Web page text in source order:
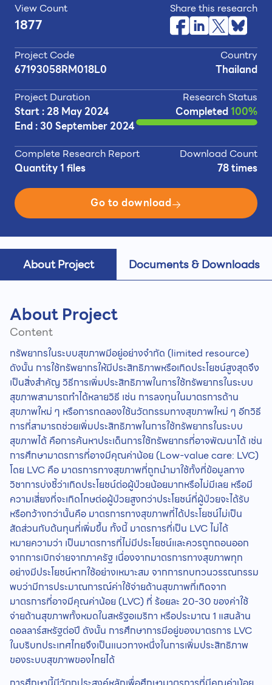
View Count
1877
Share this research
Project Code
67193058RM018L0
Country
Thailand
Project Duration
Start : 28 May 2024
End : 30 September 2024
Research Status
Completed100%
Complete Research Report
Quantity 1 files
Download Count
78 times
Go to download
About Project Documents & Downloads
About Project
Content
ทรัพยากรในระบบสุขภาพมีอยู่อย่างจำกัด (limited resource)
ดังนั้น การใช้ทรัพยากรให้มีประสิทธิภาพหรือเกิดประโยชน์สูงสุดจึง
เป็นสิ่งสำคัญ วิธีการเพิ่มประสิทธิภาพในการใช้ทรัพยากรในระบบ
สุขภาพสามารถทำได้หลายวิธี เช่น การลงทุนในมาตรการด้าน
สุขภาพใหม่ ๆ หรือการทดลองใช้นวัตกรรมทางสุขภาพใหม่ ๆ อีกวิธี
การที่สามารถช่วยเพิ่มประสิทธิภาพในการใช้ทรัพยากรในระบบ
สุขภาพได้ คือการค้นหาประเด็นการใช้ทรัพยากรที่อาจพัฒนาได้ เช่น
การศึกษามาตรการที่อาจมีคุณค่าน้อย (Low-value care: LVC)
โดย LVC คือ มาตรการทางสุขภาพที่ถูกนำมาใช้ทั้งที่ข้อมูลทาง
วิชาการบ่งชี้ว่าเกิดประโยชน์ต่อผู้ป่วยน้อยมากหรือไม่มีเลย หรือมี
ความเสี่ยงที่จะเกิดโทษต่อผู้ป่วยสูงกว่าประโยชน์ที่ผู้ป่วยจะได้รับ
หรือกว้างกว่านั้นคือ มาตรการทางสุขภาพที่ได้ประโยชน์ไม่เป็น
สัดส่วนกับต้นทุนที่เพิ่มขึ้น ทั้งนี้ มาตรการที่เป็น LVC ไม่ได้
หมายความว่า เป็นมาตรการที่ไม่มีประโยชน์และควรถูกถอนออก
จากการเบิกจ่ายจากภาครัฐ เนื่องจากมาตรการทางสุขภาพทุก
อย่างมีประโยชน์หากใช้อย่างเหมาะสม จากการทบทวนวรรณกรรม
พบว่ามีการประมาณการณ์ค่าใช้จ่ายด้านสุขภาพที่เกิดจาก
มาตรการที่อาจมีคุณค่าน้อย (LVC) ที่ ร้อยละ 20-30 ของค่าใช้
จ่ายด้านสุขภาพทั้งหมดในสหรัฐอเมริกา หรือประมาณ 1 แสนล้าน
ดอลลาร์สหรัฐต่อปี ดังนั้น การศึกษาการมีอยู่ของมาตรการ LVC
ในบริบทประเทศไทยจึงเป็นแนวทางหนึ่งในการเพิ่มประสิทธิภาพ
ของระบบสุขภาพของไทยได้